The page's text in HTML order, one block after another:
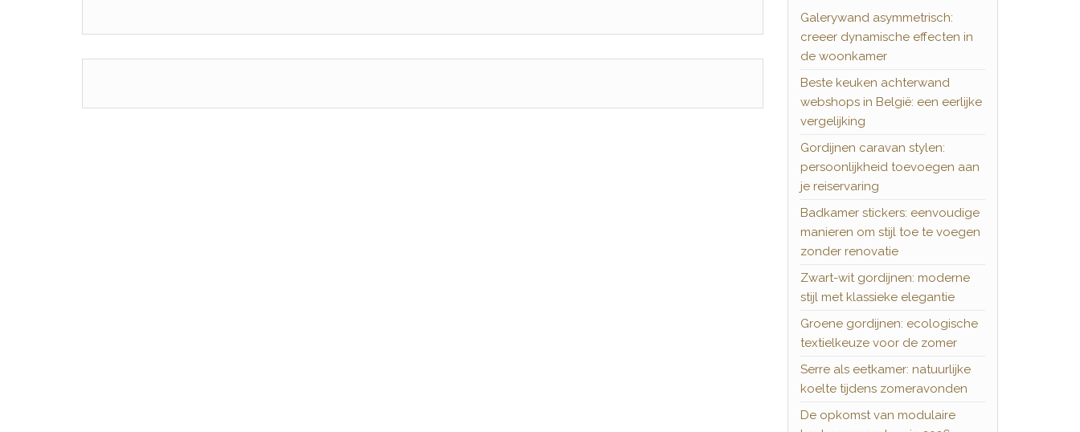
Galerywand asymmetrisch:
creeer dynamische effecten in
de woonkamer
Beste keuken achterwand
webshops in België: een eerlijke
vergelijking
Gordijnen caravan stylen:
persoonlijkheid toevoegen aan
je reiservaring
Badkamer stickers: eenvoudige
manieren om stijl toe te voegen
zonder renovatie
Zwart-wit gordijnen: moderne
stijl met klassieke elegantie
Groene gordijnen: ecologische
textielkeuze voor de zomer
Serre als eetkamer: natuurlijke
koelte tijdens zomeravonden
De opkomst van modulaire